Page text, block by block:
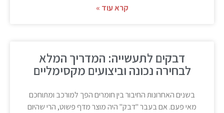
קרא עוד »
דבקים לתעשייה: המדריך המלא
לבחירה נכונה וביצועים מקסימליים
בשנים האחרונות החיבור בין חומרים הפך למורכב ומתוחכם
מאי פעם. אם בעבר "דבק" היה מוצר מדף פשוט, הרי שהיום